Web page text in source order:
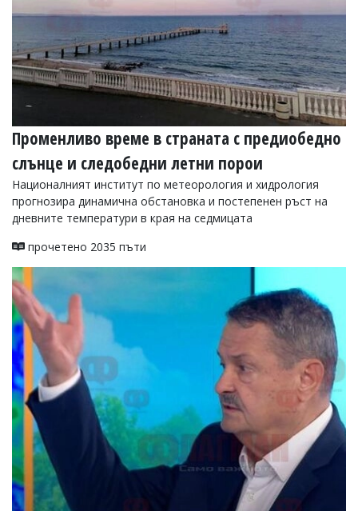
Променливо време в страната с предиобедно
слънце и следобедни летни порои
Националният институт по метеорология и хидрология
прогнозира динамична обстановка и постепенен ръст на
дневните температури в края на седмицата
прочетено 2035 пъти